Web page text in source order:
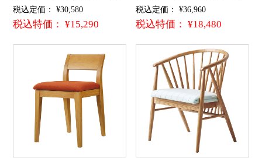
税込定価： ¥30,580
税込特価： ¥15,290
税込定価： ¥36,960
税込特価： ¥18,480